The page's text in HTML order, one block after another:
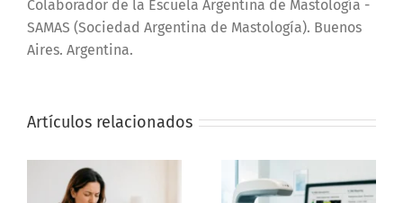
Colaborador de la Escuela Argentina de Mastología -
SAMAS (Sociedad Argentina de Mastología). Buenos
Aires. Argentina.
Artículos relacionados